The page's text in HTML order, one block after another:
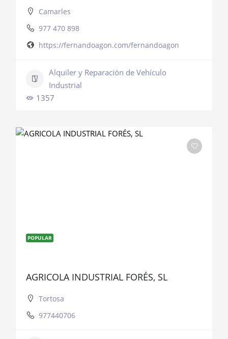
Camarles
977 470 898
https://fernandoagon.com/fernandoagon
Alquiler y Reparación de Vehículo
Industrial
1357
POPULAR
AGRICOLA INDUSTRIAL FORÉS, SL
Tortosa
977440706